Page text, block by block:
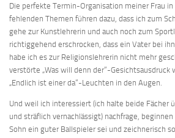
Die perfekte Termin-Organisation meiner Frau
fehlenden Themen führen dazu, dass ich zum
gehe zur Kunstlehrerin und auch noch zum
richtiggehend erschrocken, dass ein Vater bei
habe ich es zur Religionslehrerin nicht mehr
verstörte „Was will denn der“-
„Endlich ist einer da“-Leuchten in den Augen.
Und weil ich interessiert (ich halte beide Fächer
und sträflich vernachlässigt) nachfrage,
Sohn ein guter Ballspieler sei und zeichnerisch